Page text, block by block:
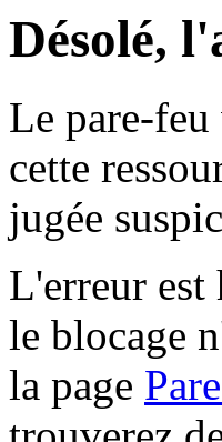
Désolé,
Le pare-
cette
jugée
L'erreur est
le blocage
la page